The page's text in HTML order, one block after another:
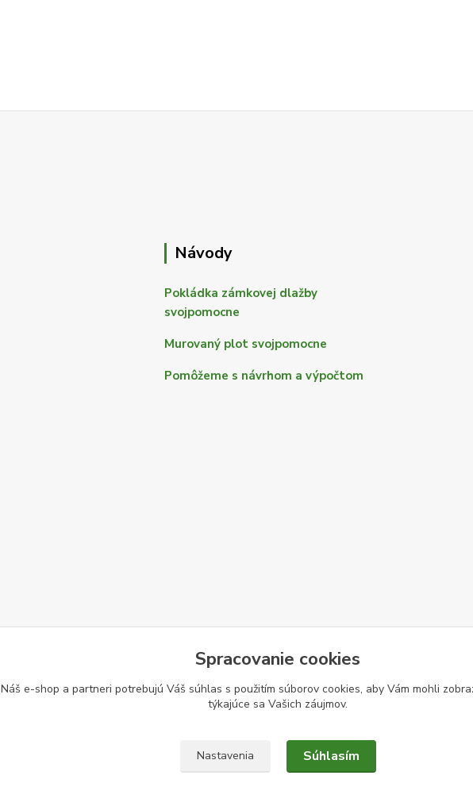
Návody
Pokládka zámkovej dlažby
svojpomocne
Murovaný plot svojpomocne
Pomôžeme s návrhom a výpočtom
Spracovanie cookies
Náš e-shop a partneri potrebujú Váš súhlas s použitím súborov cookies, aby Vám mohli
týkajúce sa Vašich záujmov.
Nastavenia Súhlasím